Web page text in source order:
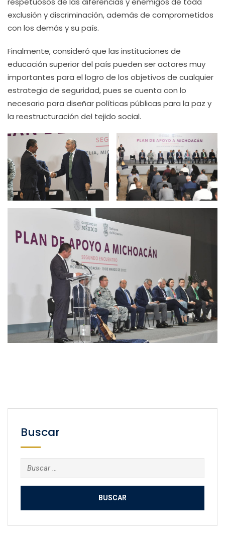
exclusión y discriminación, además de comprometidos
con los demás y su país.
Finalmente, consideró que las instituciones de
educación superior del país pueden ser actores muy
importantes para el logro de los objetivos de cualquier
estrategia de seguridad, pues se cuenta con lo
necesario para diseñar políticas públicas para la paz y
la reestructuración del tejido social.
Buscar
Buscar: